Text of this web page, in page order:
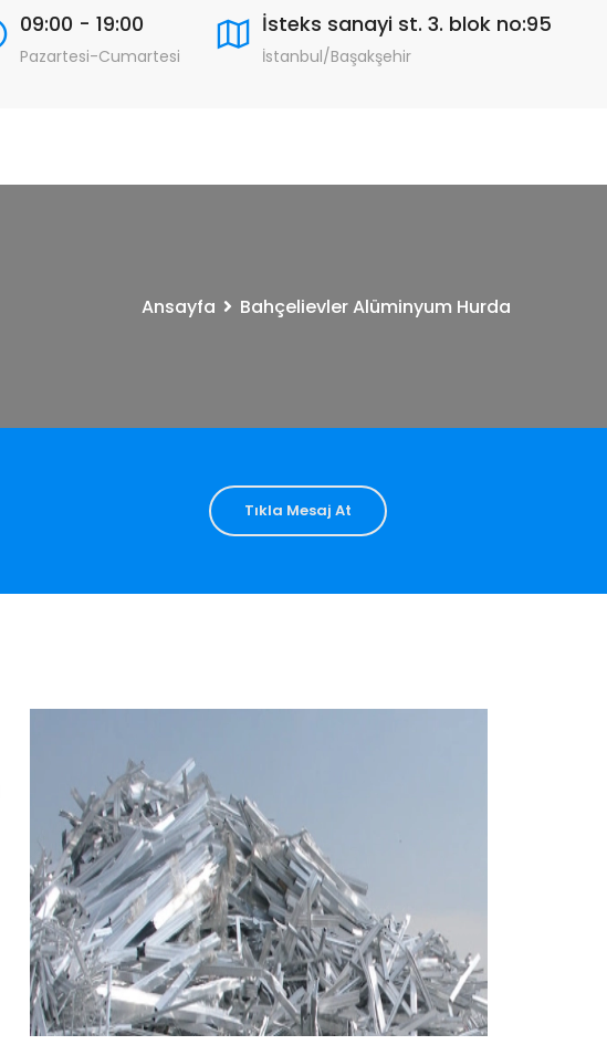
09:00 - 19:00
Pazartesi-Cumartesi
İsteks sanayi st. 3. blok no:95
İstanbul/Başakşehir
Ansayfa Bahçelievler Alüminyum Hurda
Tıkla Mesaj At